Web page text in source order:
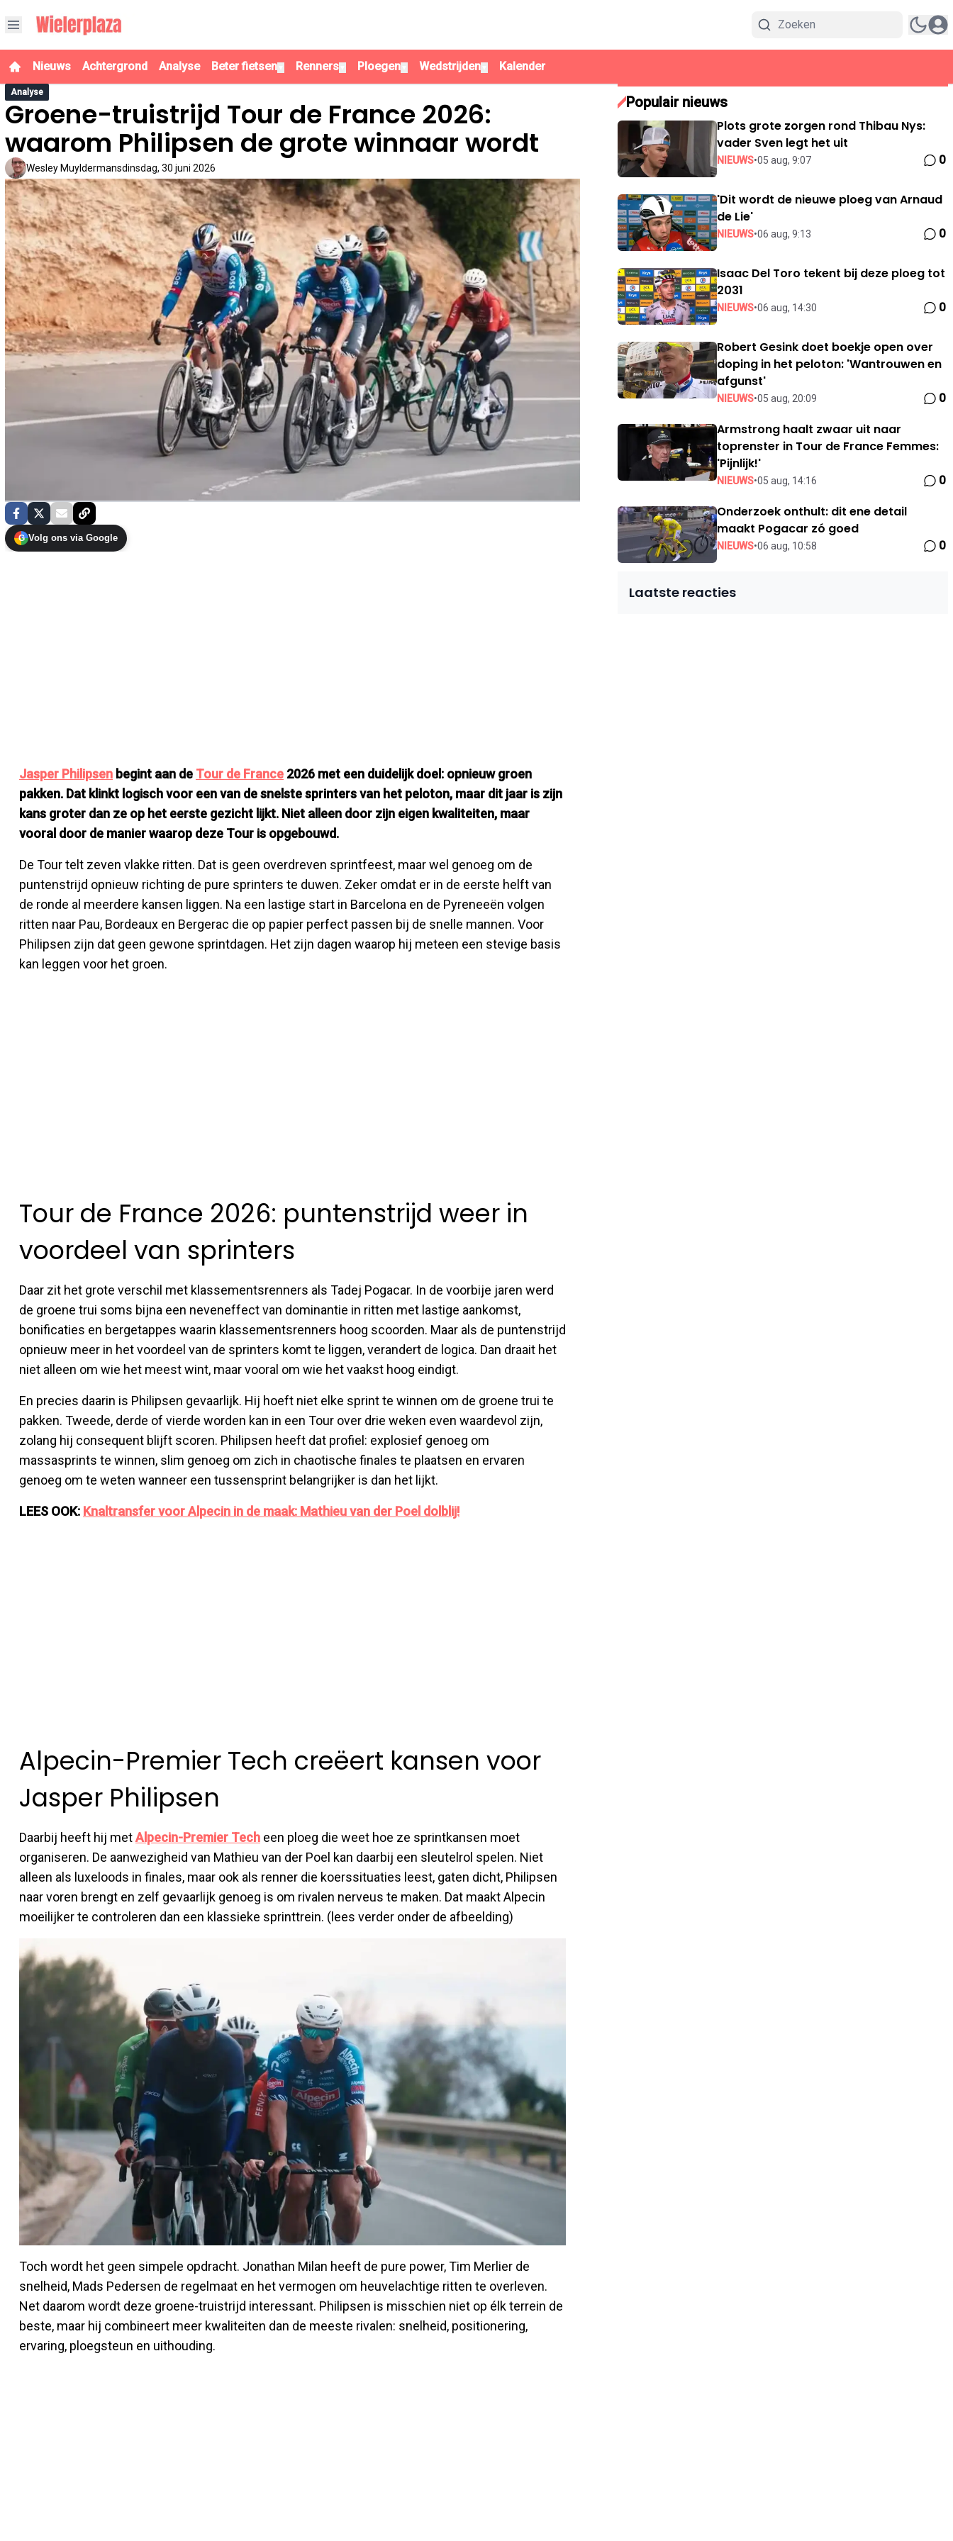
Nieuws Achtergrond Analyse Beter fietsen Renners Ploegen Wedstrijden Kalender
Analyse
Groene-truistrijd Tour de France 2026:
waarom Philipsen de grote winnaar wordt
Wesley Muyldermansdinsdag, 30 juni 2026
G Volg ons via Google
Jasper Philipsen begint aan de Tour de France 2026 met een duidelijk doel: opnieuw groen
pakken. Dat klinkt logisch voor een van de snelste sprinters van het peloton, maar dit jaar is zijn
kans groter dan ze op het eerste gezicht lijkt. Niet alleen door zijn eigen kwaliteiten, maar
vooral door de manier waarop deze Tour is opgebouwd.
De Tour telt zeven vlakke ritten. Dat is geen overdreven sprintfeest, maar wel genoeg om de
puntenstrijd opnieuw richting de pure sprinters te duwen. Zeker omdat er in de eerste helft van
de ronde al meerdere kansen liggen. Na een lastige start in Barcelona en de Pyreneeën volgen
ritten naar Pau, Bordeaux en Bergerac die op papier perfect passen bij de snelle mannen. Voor
Philipsen zijn dat geen gewone sprintdagen. Het zijn dagen waarop hij meteen een stevige basis
kan leggen voor het groen.
Tour de France 2026: puntenstrijd weer in
voordeel van sprinters
Daar zit het grote verschil met klassementsrenners als Tadej Pogacar. In de voorbije jaren werd
de groene trui soms bijna een neveneffect van dominantie in ritten met lastige aankomst,
bonificaties en bergetappes waarin klassementsrenners hoog scoorden. Maar als de puntenstrijd
opnieuw meer in het voordeel van de sprinters komt te liggen, verandert de logica. Dan draait het
niet alleen om wie het meest wint, maar vooral om wie het vaakst hoog eindigt.
En precies daarin is Philipsen gevaarlijk. Hij hoeft niet elke sprint te winnen om de groene trui te
pakken. Tweede, derde of vierde worden kan in een Tour over drie weken even waardevol zijn,
zolang hij consequent blijft scoren. Philipsen heeft dat profiel: explosief genoeg om
massasprints te winnen, slim genoeg om zich in chaotische finales te plaatsen en ervaren
genoeg om te weten wanneer een tussensprint belangrijker is dan het lijkt.
LEES OOK: Knaltransfer voor Alpecin in de maak: Mathieu van der Poel dolblij!
Alpecin-Premier Tech creëert kansen voor
Jasper Philipsen
Daarbij heeft hij metAlpecin-Premier Tech een ploeg die weet hoe ze sprintkansen moet
organiseren. De aanwezigheid van Mathieu van der Poel kan daarbij een sleutelrol spelen. Niet
alleen als luxeloods in finales, maar ook als renner die koerssituaties leest, gaten dicht, Philipsen
naar voren brengt en zelf gevaarlijk genoeg is om rivalen nerveus te maken. Dat maakt Alpecin
moeilijker te controleren dan een klassieke sprinttrein. (lees verder onder de afbeelding)
Toch wordt het geen simpele opdracht. Jonathan Milan heeft de pure power, Tim Merlier de
snelheid, Mads Pedersen de regelmaat en het vermogen om heuvelachtige ritten te overleven.
Net daarom wordt deze groene-truistrijd interessant. Philipsen is misschien niet op élk terrein de
beste, maar hij combineert meer kwaliteiten dan de meeste rivalen: snelheid, positionering,
ervaring, ploegsteun en uithouding.
Populair nieuws
Plots grote zorgen rond Thibau Nys:
vader Sven legt het uit
NIEUWS•05 aug, 9:07 0
'Dit wordt de nieuwe ploeg van Arnaud
de Lie'
NIEUWS•06 aug, 9:13 0
Isaac Del Toro tekent bij deze ploeg tot
2031
NIEUWS•06 aug, 14:30 0
Robert Gesink doet boekje open over
doping in het peloton: 'Wantrouwen en
afgunst'
NIEUWS•05 aug, 20:09 0
Armstrong haalt zwaar uit naar
toprenster in Tour de France Femmes:
'Pijnlijk!'
NIEUWS•05 aug, 14:16 0
Onderzoek onthult: dit ene detail
maakt Pogacar zó goed
NIEUWS•06 aug, 10:58 0
Laatste reacties